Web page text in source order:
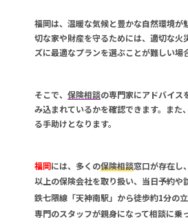
福岡は、温暖な気候と豊かな自然環境
切な家や財産を守るためには、適切な火
ズに最適なプランを選ぶことが難しい場
そこで、 保険相談の専門家にアドバイス
み込まれているかを確認できます。また、
る手助けとなります。
福岡には、多くの保険相談窓口が存在し
以上の保険会社を取り扱い、当日予約や
鉄七隈線「天神南駅」から徒歩約1分の
専門のスタッフが親身になって相談に乗